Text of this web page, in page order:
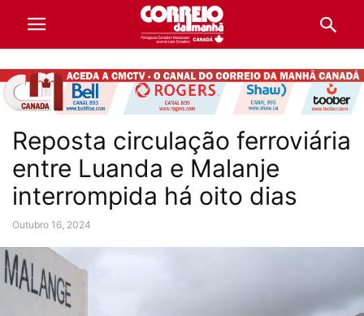
Reposta circulação ferroviária
entre Luanda e Malanje
interrompida há oito dias
Outubro 16, 2024